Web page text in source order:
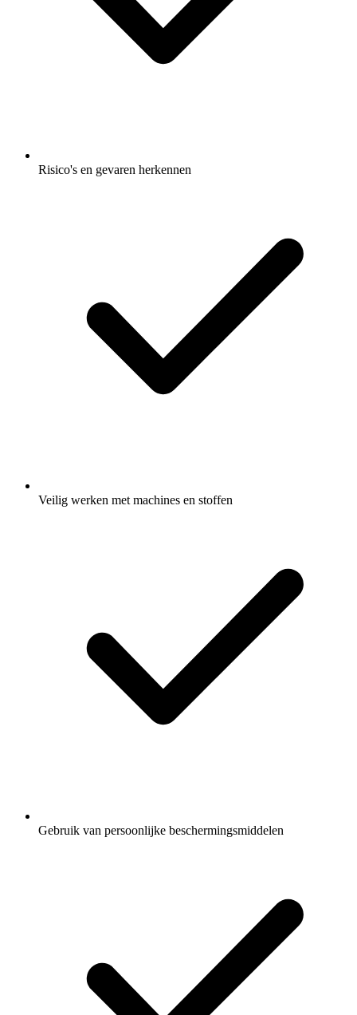
Risico's en gevaren herkennen
Veilig werken met machines en stoffen
Gebruik van persoonlijke beschermingsmiddelen